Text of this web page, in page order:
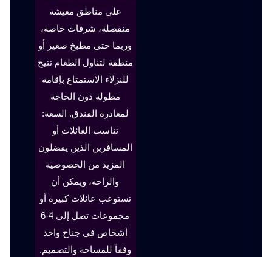
على مناطق معيشة
منفصلة، شرفات خاصة،
وربما حتى مطبخ صغير أو
منطقة لتناول الطعام تتيح
للنزلاء الاستمتاع بإقامة
مطولة دون الحاجة
لمغادرة الفندق. السعة:
تناسب العائلات أو
المسافرين الذين يفضلون
المزيد من الخصوصية
والراحة، ويمكن أن
تستوعب عائلات كبيرة أو
مجموعات تصل إلى 4-6
أشخاص في جناح واحد
وفقاً للمساحة والتصميم.